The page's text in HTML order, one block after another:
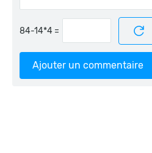
=
Ajouter un commentaire